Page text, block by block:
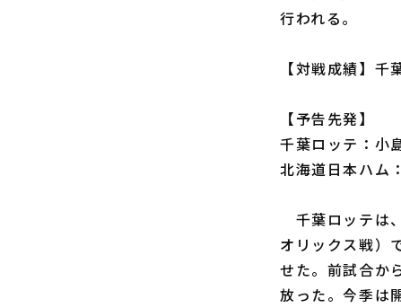
行われる。
【対戦成績】
【予告先発】
千葉ロッテ：小
北海道日本ハム
千葉ロッテは、
オリックス戦）
せた。前試合か
放った。今季は